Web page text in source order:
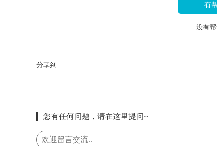
有
没有
分享到:
您有任何问题，请在这里提问~